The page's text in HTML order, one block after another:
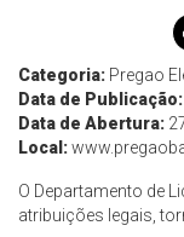
Categoria: Pregao
Data de Publicação:
Data de Abertura:
Local:
O Departamento de
atribuições legais,